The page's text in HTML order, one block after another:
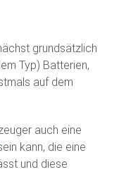
grundsätzlich
Typ) Batterien,
auf dem
auch eine
kann, die eine
und diese